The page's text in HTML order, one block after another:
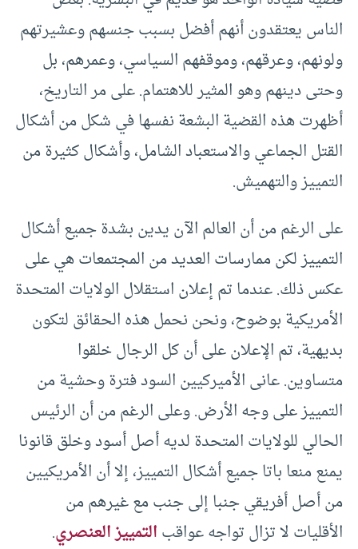
الناس يعتقدون أنهم أفضل بسبب جنسهم وعشيرتهم
ولونهم، وعرقهم، وموقفهم السياسي، وعمرهم، بل
وحتى دينهم وهو المثير للاهتمام. على مر التاريخ،
أظهرت هذه القضية البشعة نفسها في شكل من أشكال
القتل الجماعي والاستعباد الشامل، وأشكال كثيرة من
التمييز والتهميش.
على الرغم من أن العالم الآن يدين بشدة جميع أشكال
التمييز لكن ممارسات العديد من المجتمعات هي على
عكس ذلك. عندما تم إعلان استقلال الولايات المتحدة
الأمريكية بوضوح، ونحن نحمل هذه الحقائق لتكون
بديهية، تم الإعلان على أن كل الرجال خلقوا
متساوين. عانى الأميركيين السود فترة وحشية من
التمييز على وجه الأرض. وعلى الرغم من أن الرئيس
الحالي للولايات المتحدة لديه أصل أسود وخلق قانونا
يمنع منعا باتا جميع أشكال التمييز، إلا أن الأمريكيين
من أصل أفريقي جنبا إلى جنب مع غيرهم من
الأقليات لا تزال تواجه عواقبالتمييز العنصري.